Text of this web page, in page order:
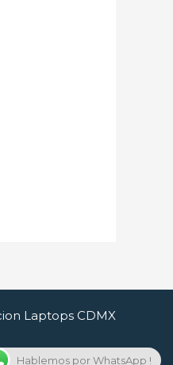
Laptops CDMX
Hablemos por WhatsApp !